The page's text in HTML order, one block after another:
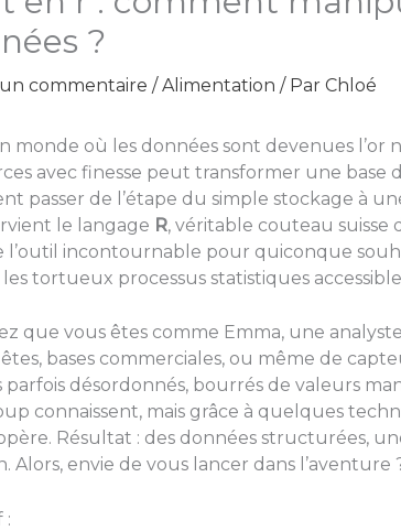
?
un commentaire /Alimentation / Par Chloé
monde où les données sont devenues l’or
avec finesse peut transformer une base
passer de l’étape du simple stockage à
le langage R, véritable couteau suisse
l’outil incontournable pour quiconque
tortueux processus statistiques
que vous êtes comme Emma, une
bases commerciales, ou même de
parfois désordonnés, bourrés de valeurs
connaissent, mais grâce à quelques
Résultat : des données structurées,
Alors, envie de vous lancer dans l’aventure
: